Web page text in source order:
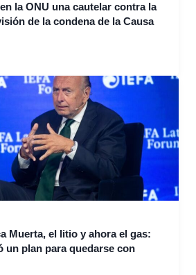
la ONU una cautelar contra la
de la condena de la Causa
Muerta, el litio y ahora el gas:
un plan para quedarse con